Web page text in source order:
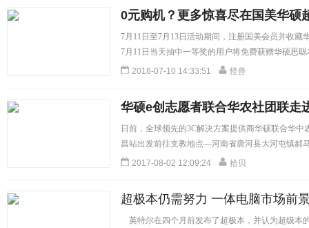
0元购机？更多惊喜尽在国美华硕
7月11日至7月13日活动期间，注册国美会员并收
7月11日当天抽中一等奖的用户将免费获赠华硕思
脑带回家。活动期内每日将设30套华硕包鼠套装赠
享受超值优惠福利外，华硕笔记本电脑更是低至五
细]
2018-07-10 14:33:51 怪兽
华硕e创志愿者联合华农社团联走
日前，全球领先的3C解决方案提供商华硕联合华
昌站出发前往支教地点—河南省唐河县大河屯镇郝
生活。...
[详细]
2017-08-02 12:09:24 拾贝
超极本仍需努力 一体电脑市场前
英特尔在四个月前发布了超极本，并认为超级本